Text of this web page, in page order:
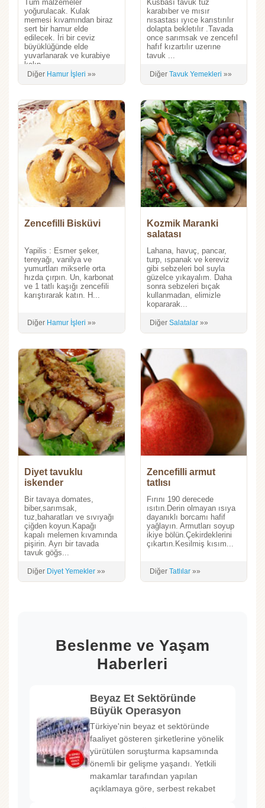
Tüm malzemeler
yoğurulacak. Kulak
memesi kıvamından biraz
sert bir hamur elde
edilecek. İri bir ceviz
büyüklüğünde elde
yuvarlanarak ve kurabiye
kalıp...
Diğer Hamur İşleri »»
Kusbası tavuk tuz
karabıber ve mısır
nısastası ıyıce karıstırılır
dolapta bekletılır .Tavada
once sarımsak ve zencefıl
hafıf kızartılır uzerıne
tavuk ...
Diğer Tavuk Yemekleri »»
Zencefilli Bisküvi
Yapilis : Esmer şeker,
tereyağı, vanilya ve
yumurtları mikserle orta
hızda çırpın. Un, karbonat
ve 1 tatlı kaşığı zencefili
karıştırarak katın. H...
Diğer Hamur İşleri »»
Kozmik Maranki
salatası
Lahana, havuç, pancar,
turp, ıspanak ve kereviz
gibi sebzeleri bol suyla
güzelce yıkayalım. Daha
sonra sebzeleri bıçak
kullanmadan, elimizle
kopararak...
Diğer Salatalar»»
Diyet tavuklu
iskender
Bir tavaya domates,
biber,sarımsak,
tuz,baharatları ve sıvıyağı
çiğden koyun.Kapağı
kapalı melemen kıvamında
pişirin. Ayrı bir tavada
tavuk göğs...
Diğer Diyet Yemekler »»
Zencefilli armut
tatlısı
Fırını 190 derecede
ısıtın.Derin olmayan ısıya
dayanıklı borcamı hafif
yağlayın. Armutları soyup
ikiye bölün.Çekirdeklerini
çıkartın.Kesilmiş kısım...
Diğer Tatlılar»»
Beslenme ve Yaşam
Haberleri
Beyaz Et Sektöründe
Büyük Operasyon
Türkiye'nin beyaz et sektöründe
faaliyet gösteren şirketlerine yönelik
yürütülen soruşturma kapsamında
önemli bir gelişme yaşandı. Yetkili
makamlar tarafından yapılan
açıklamaya göre, serbest rekabet